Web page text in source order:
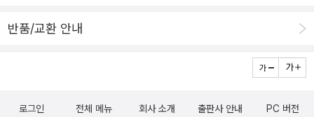
반품/교환 안내
로그인 전체 메뉴 회사 소개 출판사 안내 PC 버전